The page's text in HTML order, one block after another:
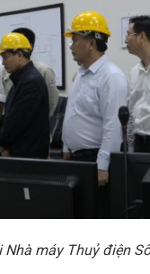
máy Thuỷ điện